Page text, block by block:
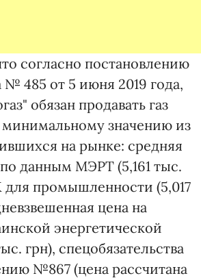
согласно постановлению
№ 485 от 5 июня 2019 года,
обязан продавать газ
значению из
на рынке: средняя
данным МЭРТ (5,161 тыс.
для промышленности (5,017
цена на
энергетической
грн), спецобязательства
№867 (цена рассчитана